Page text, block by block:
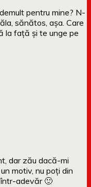
pentru mine? N-
sănătos, aşa. Care
la faţă şi te unge pe
dar zău dacă-mi
motiv, nu poți din
într-adevăr 🙂